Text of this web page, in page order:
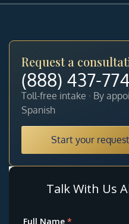
Request a
(888) 437-
Toll-free intake · By
Spanish
Start your request